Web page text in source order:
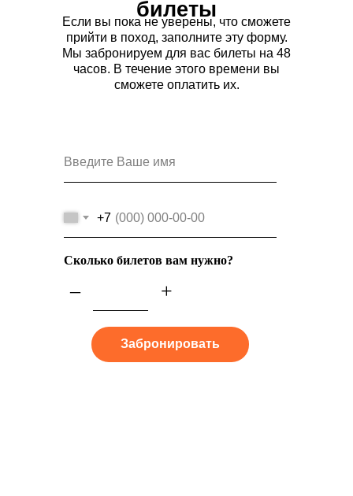
+7
Сколько билетов вам нужно?
– +
Забронировать
билеты
Если вы пока не уверены, что сможете
прийти в поход, заполните эту форму.
Мы забронируем для вас билеты на 48
часов. В течение этого времени вы
сможете оплатить их.